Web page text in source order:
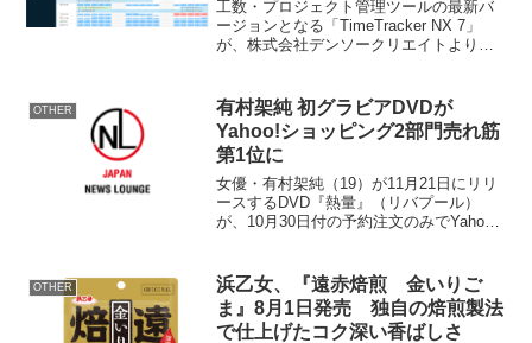
工数・プロジェクト管理ツールの最新バ
ージョンとなる「TimeTracker NX 7」
が、株式会社デンソークリエイトより
開始日：2024年7月2...
OTHER
有村架純 初グラビアDVDが
Yahoo!ショッピング2部門売れ筋
第1位に
女優・有村架純（19）が11月21日にリリ
ースするDVD『熱量』（リバプール）
が、10月30日付の予約注文のみでYahoo!
ていたことが、分かった。 有村は、
2010...
OTHER
浜乙女、『遠赤焙煎 金いりご
ま』8月1日発売 独自の焙煎製法
で仕上げたコク深い香ばしさ